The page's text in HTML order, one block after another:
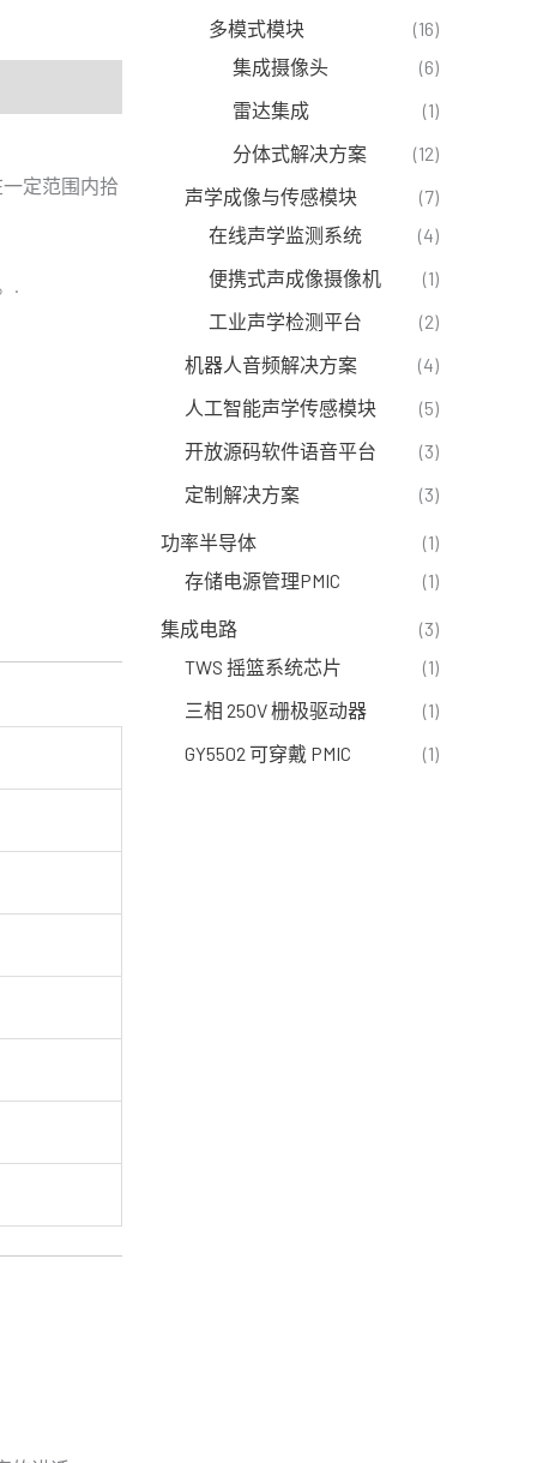
定范围内拾
.
多模式模块
(16)
集成摄像头
(6)
雷达集成
(1)
分体式解决方案
(12)
声学成像与传感模块
(7)
在线声学监测系统
(4)
便携式声成像摄像机
(1)
工业声学检测平台
(2)
机器人音频解决方案
(4)
人工智能声学传感模块
(5)
开放源码软件语音平台
(3)
定制解决方案
(3)
功率半导体
(1)
存储电源管理PMIC
(1)
集成电路
(3)
TWS 摇篮系统芯片
(1)
三相 250V 栅极驱动器
(1)
GY5502 可穿戴 PMIC
(1)